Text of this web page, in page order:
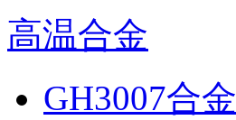
高温合金
GH3007合金